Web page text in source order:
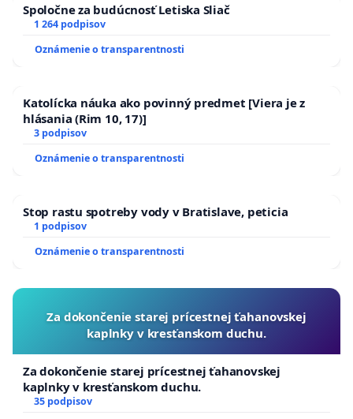
Spoločne za budúcnosť Letiska Sliač
1 264 podpisov
Oznámenie o transparentnosti
Katolícka náuka ako povinný predmet [Viera je z
hlásania (Rim 10, 17)]
3 podpisov
Oznámenie o transparentnosti
Stop rastu spotreby vody v Bratislave, peticia
1 podpisov
Oznámenie o transparentnosti
Za dokončenie starej prícestnej ťahanovskej
kaplnky v kresťanskom duchu.
Za dokončenie starej prícestnej ťahanovskej
kaplnky v kresťanskom duchu.
35 podpisov